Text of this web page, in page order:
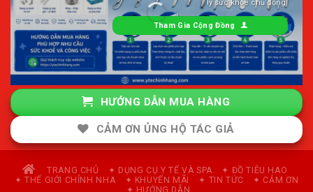
lý sức khỏe chủ động.
Tham Gia Cộng Đồng
HƯỚNG DẪN MUA HÀNG
CẢM ƠN ỦNG HỘ TÁC GIẢ
TRANG CHỦ ✦ DỤNG CỤ Y TẾ VÀ SPA
✦ ĐỒ TIÊU HAO
✦ THẾ GIỚI CHỈNH NHA
✦ KHUYẾN MÃI ✦ TIN TỨC
✦ CẢM ƠN
✦ HƯỚNG DẪN